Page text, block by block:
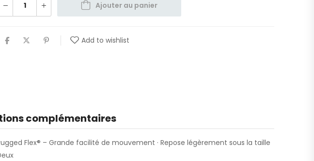
Ajouter au panier
Add to wishlist
complémentaires
Rugged Flex® – Grande facilité de mouvement · Repose légèrement sous la taille